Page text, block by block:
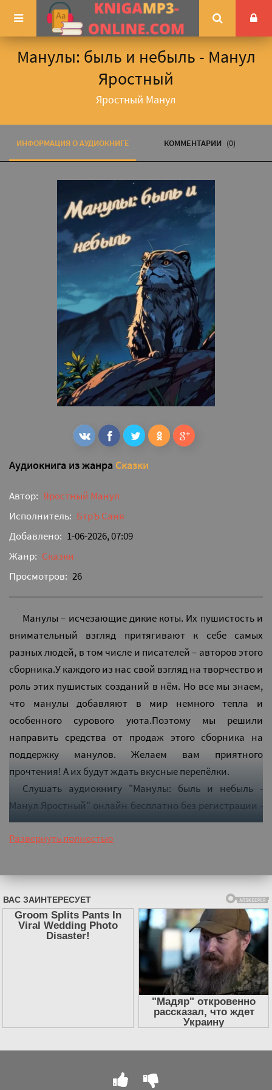
Манулы: быль и небыль - Манул
Яростный
Яростный Манул
ИНФОРМАЦИЯ О АУДИОКНИГЕ КОММЕНТАРИИ (0)
Аудиокнига из жанра Сказки
Автор: Яростный Манул
Исполнитель: БтрЪ Саня
Добавлено: 1-06-2026, 07:09
Жанр: Сказки
Просмотров: 26
Манулы – исчезающие дикие коты. Их пушистость и
внимательный взгляд притягивают к себе самых
разных людей, в том числе и писателей – авторов этого
сборника.У каждого из нас свой взгляд на творчество и
роль этих пушистых созданий в нём. Но все мы знаем,
что манулы добавляют в мир немного тепла и
особенного сурового уюта.Поэтому мы решили
направить средства от продаж этого сборника на
поддержку манулов. Желаем вам приятного
прочтения! А их будут ждать вкусные перепёлки.
Слушать аудиокнигу "Манулы: быль и небыль -
Манул Яростный" онлайн бесплатно без регистрации -
полная версия
Развернуть полностью